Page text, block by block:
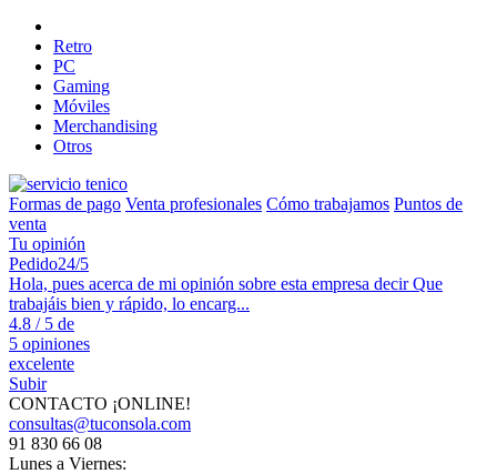
Retro
PC
Gaming
Móviles
Merchandising
Otros
Formas de pago Venta profesionales Cómo trabajamos Puntos de
venta
Tu opinión
Pedido24/5
Hola, pues acerca de mi opinión sobre esta empresa decir Que
trabajáis bien y rápido, lo encarg...
4.8 / 5 de
5 opiniones
excelente
Subir
CONTACTO ¡ONLINE!
consultas@tuconsola.com
91 830 66 08
Lunes a Viernes: